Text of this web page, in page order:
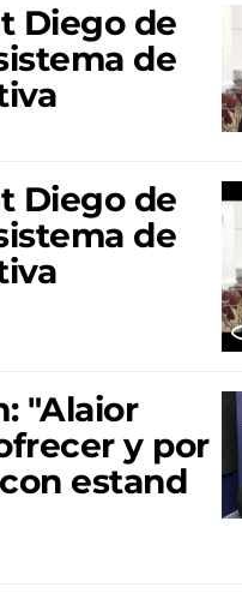
Diego de
de
Diego de
de
"Alaior
y por
estand